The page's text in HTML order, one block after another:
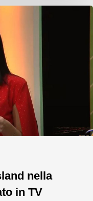
nella
in TV